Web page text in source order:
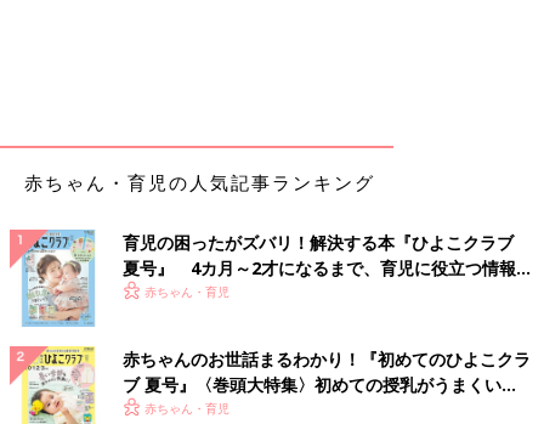
赤ちゃん・育児の人気記事ランキング
育児の困ったがズバリ！解決する本『ひよこクラブ
夏号』 4カ月～2才になるまで、育児に役立つ情報が
いっぱい！
赤ちゃん・育児
赤ちゃんのお世話まるわかり！『初めてのひよこクラ
ブ 夏号』〈巻頭大特集〉初めての授乳がうまくい
く！ おっぱい・ミルクの基本と夏のトラブル 解決テ
赤ちゃん・育児